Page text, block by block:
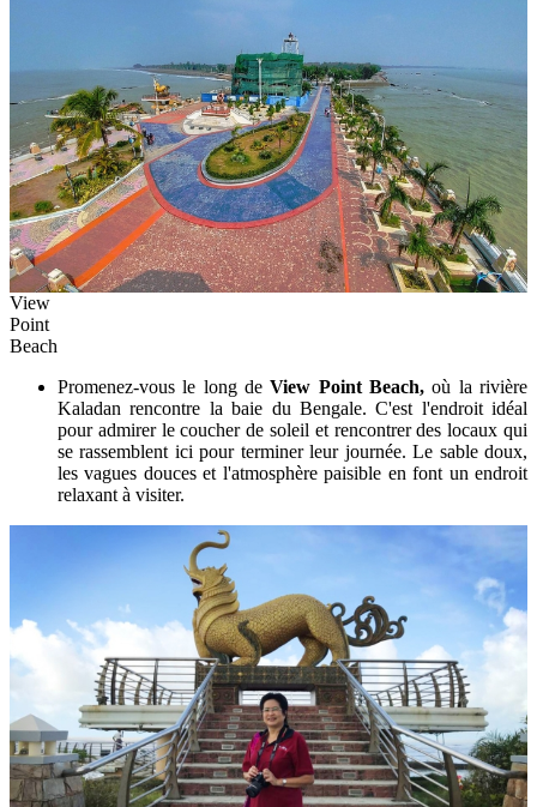
View
Point
Beach
Promenez-vous le long deView Point Beach, où la rivière
Kaladan rencontre la baie du Bengale. C'est l'endroit idéal
pour admirer le coucher de soleil et rencontrer des locaux qui
se rassemblent ici pour terminer leur journée. Le sable doux,
les vagues douces et l'atmosphère paisible en font un endroit
relaxant à visiter.